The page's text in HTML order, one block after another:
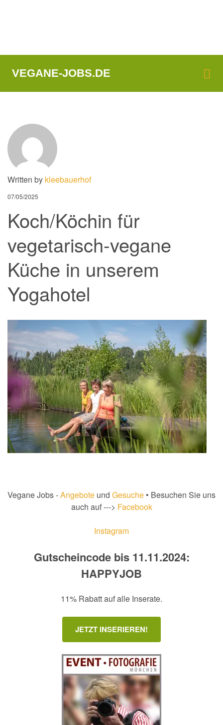
VEGANE-JOBS.DE
Written by kleebauerhof
07/05/2025
Koch/Köchin für
vegetarisch-vegane
Küche in unserem
Yogahotel
Vegane Jobs -Angebote und Gesuche • Besuchen Sie uns
auch auf ---> Facebook
Instagram
Gutscheincode bis 11.11.2024:
HAPPYJOB
11% Rabatt auf alle Inserate.
JETZT INSERIEREN!